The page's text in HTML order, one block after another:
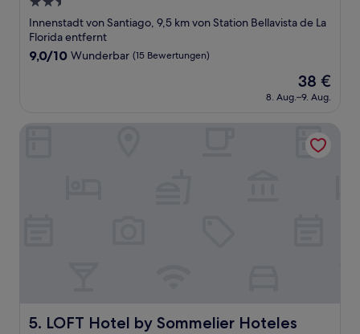
Sterne-
Unterkunft
Innenstadt von Santiago, 9,5 km von Station Bellavista de La
Florida entfernt
9.0
Bewertungen)
9,0/10 Wunderbar (15 Bewertungen)
Der
Preis
beträgt
38 €
8. Aug.–9. Aug.
5. LOFT Hotel by Sommelier Hoteles
LOFT Hotel by Sommelier Hoteles